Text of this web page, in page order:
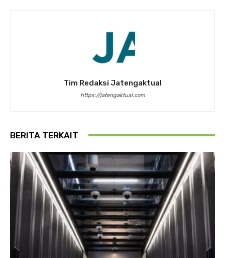
Tim Redaksi Jatengaktual
https://jatengaktual.com
BERITA TERKAIT